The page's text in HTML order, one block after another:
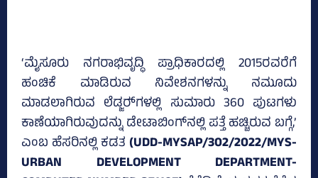
‘ಮೈಸೂರು ನಗರಾಭಿವೃದ್ಧಿ ಪ್ರಾಧಿಕಾರದಲ್ಲಿ 2015ರವರೆಗೆ
ಹಂಚಿಕೆ ಮಾಡಿರುವ ನಿವೇಶನಗಳನ್ನು ನಮೂದು
ಮಾಡಲಾಗಿರುವ ಲೆಡ್ಜರ್‍‌ಗಳಲ್ಲಿ ಸುಮಾರು 360 ಪುಟಗಳು
ಕಾಣೆಯಾಗಿರುವುದನ್ನು ಡೇಟಾಬಿಂಗ್‌ನಲ್ಲಿ ಪತ್ತೆ ಹಚ್ಚಿರುವ ಬಗ್ಗೆ,’
ಎಂಬ ಹೆಸರಿನಲ್ಲಿ ಕಡತ (UDD-MYSAP/302/2022/MYS-
URBAN DEVELOPMENT DEPARTMENT-